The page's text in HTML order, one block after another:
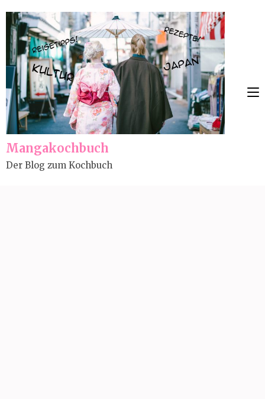
content
(Press
Enter)
Mangakochbuch
Der Blog zum Kochbuch